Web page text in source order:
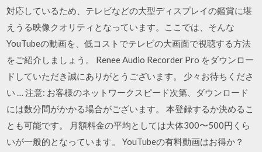
対応しているため、テレビなどの大型ディスプレイの鑑賞に堪
えうる映像クオリティとなっています。ここでは、そんな
YouTubeの動画を、低コストでテレビの大画面で視聴する方法
をご紹介しましょう。 Renee Audio Recorder Pro をダウンロー
ドしていただき誠にありがとうございます。 少々お待ちくださ
い … 注意: お客様のネットワークスピード次第、ダウンロード
には数分間がかかる場合がございます。 本登録するか決めるこ
とも可能です。 月額料金の平均としては大体300〜500円くら
いが一般的となっています。 YouTubeの有料動画はお得か？